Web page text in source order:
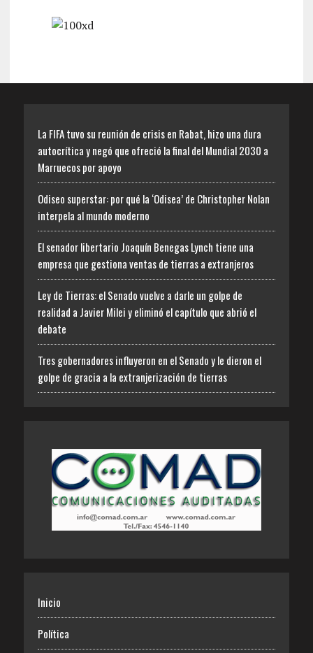
La FIFA tuvo su reunión de crisis en Rabat, hizo una dura
autocrítica y negó que ofreció la final del Mundial 2030 a
Marruecos por apoyo
Odiseo superstar: por qué la ‘Odisea’ de Christopher Nolan
interpela al mundo moderno
El senador libertario Joaquín Benegas Lynch tiene una
empresa que gestiona ventas de tierras a extranjeros
Ley de Tierras: el Senado vuelve a darle un golpe de
realidad a Javier Milei y eliminó el capítulo que abrió el
debate
Tres gobernadores influyeron en el Senado y le dieron el
golpe de gracia a la extranjerización de tierras
Inicio
Política